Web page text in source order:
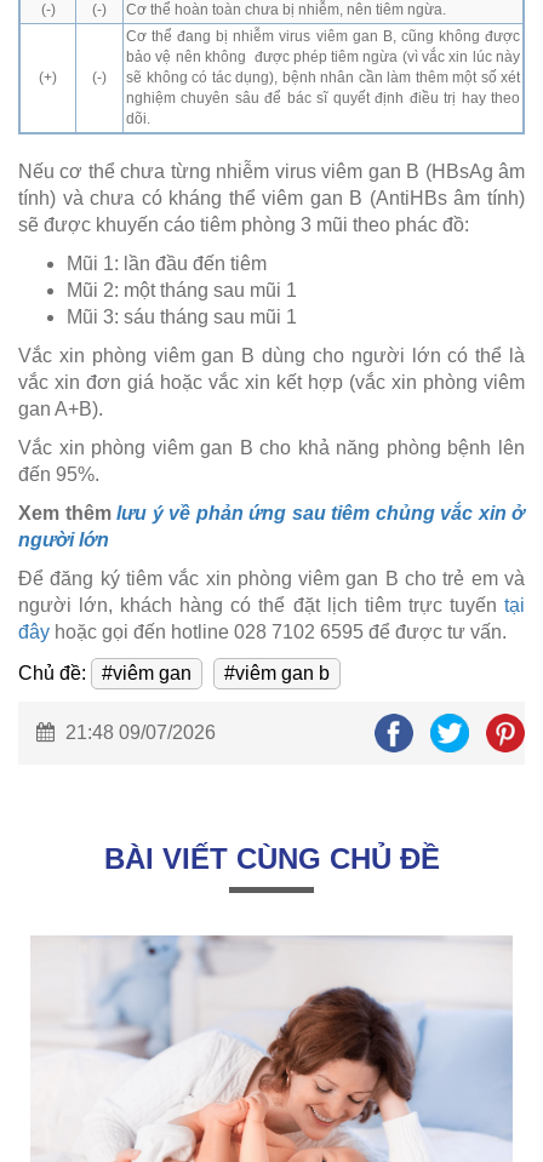
(-) (-) Cơ thể hoàn toàn chưa bị nhiễm, nên tiêm ngừa.
(+) (-)
Cơ thể đang bị nhiễm virus viêm gan B, cũng không được
bảo vệ nên không được phép tiêm ngừa (vì vắc xin lúc này
sẽ không có tác dụng), bệnh nhân cần làm thêm một số xét
nghiệm chuyên sâu để bác sĩ quyết định điều trị hay theo
dõi.
Nếu cơ thể chưa từng nhiễm virus viêm gan B (HBsAg âm
tính) và chưa có kháng thể viêm gan B (AntiHBs âm tính)
sẽ được khuyến cáo tiêm phòng 3 mũi theo phác đồ:
Mũi 1: lần đầu đến tiêm
Mũi 2: một tháng sau mũi 1
Mũi 3: sáu tháng sau mũi 1
Vắc xin phòng viêm gan B dùng cho người lớn có thể là
vắc xin đơn giá hoặc vắc xin kết hợp (vắc xin phòng viêm
gan A+B).
Vắc xin phòng viêm gan B cho khả năng phòng bệnh lên
đến 95%.
Xem thêm lưu ý về phản ứng sau tiêm chủng vắc xin ở
người lớn
Để đăng ký tiêm vắc xin phòng viêm gan B cho trẻ em và
người lớn, khách hàng có thể đặt lịch tiêm trực tuyến tại
đây hoặc gọi đến hotline 028 7102 6595 để được tư vấn.
Chủ đề:
#viêm gan #viêm gan b
21:48 09/07/2026
BÀI VIẾT CÙNG CHỦ ĐỀ